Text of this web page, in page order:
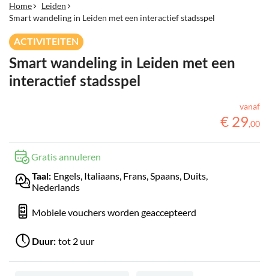
Home
Leiden
Smart wandeling in Leiden met een interactief stadsspel
ACTIVITEITEN
Smart wandeling in Leiden met een
interactief stadsspel
vanaf
€ 29,00
Gratis annuleren
Taal: Engels, Italiaans, Frans, Spaans, Duits,
Nederlands
Mobiele vouchers worden geaccepteerd
Duur: tot 2 uur